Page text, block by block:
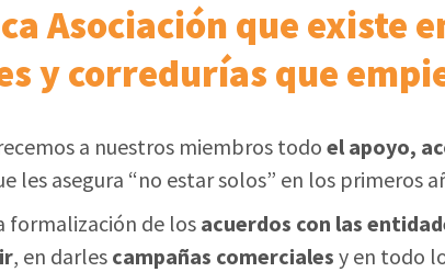
Asociación que existe
y corredurías que
a nuestros miembros todo el apoyo,
les asegura “no estar solos” en los primeros
formalización de los acuerdos con las
, en darles campañas comerciales y en todo